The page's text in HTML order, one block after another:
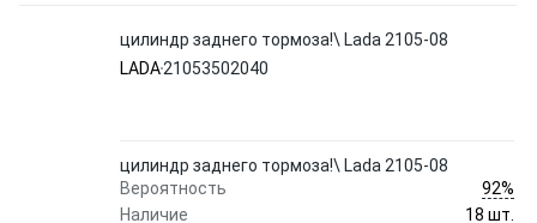
цилиндр заднего тормоза!\ Lada 2105-08
LADA21053502040
цилиндр заднего тормоза!\ Lada 2105-08
Вероятность
92%
Наличие
18 шт.